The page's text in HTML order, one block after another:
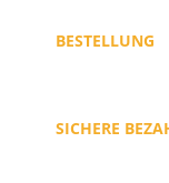
BESTELLUNG
SICHERE